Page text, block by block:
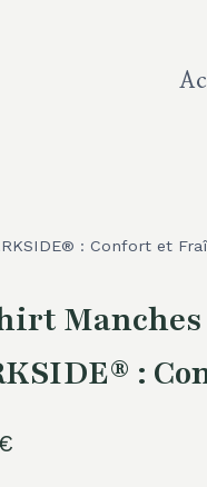
: Confort et
Manches
: